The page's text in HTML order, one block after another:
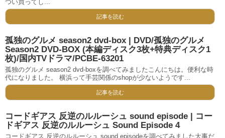
つい買ってし...
記事を読む
孤独のグルメ season2 dvd-box | DVD/孤独のグルメ
Season2 DVD-BOX (本編ディスク3枚+特典ディスク1
枚)/国内TVドラマ/PCBE-63201
孤独のグルメ season2 dvd-boxを調べてみましたこんにちは。便利な時
代になりました。 横浜って手芸関係のshopが少ないようです...
記事を読む
コードギアス 反逆のルルーシュ sound episode | コー
ドギアス 反逆のルルーシュ Sound Episode 4
コードギアス 反逆のルルーシュ sound episodeを調べてみました大事だ